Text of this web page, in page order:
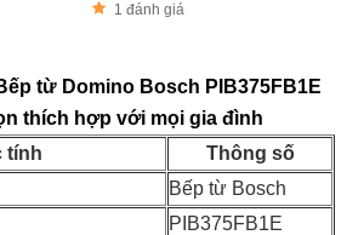
1 đánh giá
từ Domino Bosch PIB375FB1E
thích hợp với mọi gia đình
tính
Thông số
Bếp từ Bosch
PIB375FB1E